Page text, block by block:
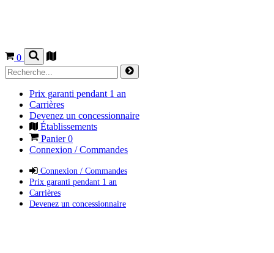
0
Prix garanti pendant 1 an
Carrières
Devenez un concessionnaire
Établissements
Panier0
Connexion / Commandes
Connexion / Commandes
Prix garanti pendant 1 an
Carrières
Devenez un concessionnaire